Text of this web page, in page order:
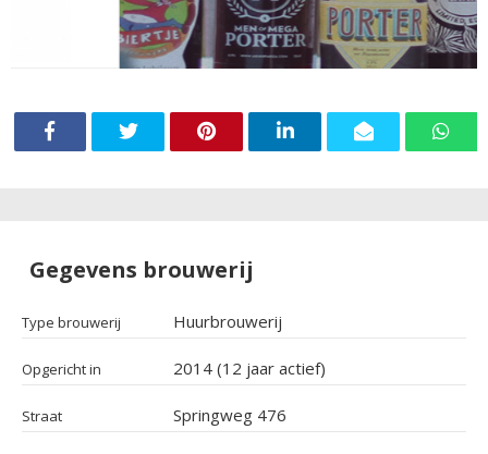
Gegevens brouwerij
Type brouwerij Huurbrouwerij
Opgericht in 2014 (12 jaar actief)
Straat Springweg 476